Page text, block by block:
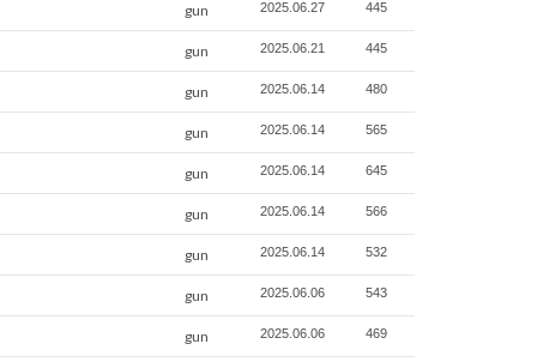
gun 2025.06.27 445
gun 2025.06.21 445
gun 2025.06.14 480
gun 2025.06.14 565
gun 2025.06.14 645
gun 2025.06.14 566
gun 2025.06.14 532
gun 2025.06.06 543
gun 2025.06.06 469